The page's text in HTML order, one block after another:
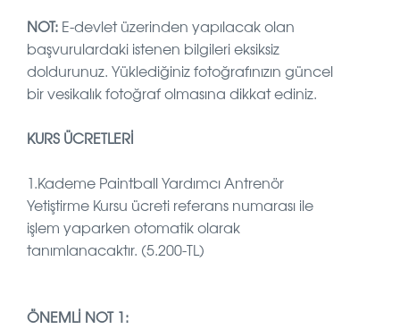
NOT: E-devlet üzerinden yapılacak olan
başvurulardaki istenen bilgileri eksiksiz
doldurunuz. Yüklediğiniz fotoğrafınızın güncel
bir vesikalık fotoğraf olmasına dikkat ediniz.
KURS ÜCRETLERİ
1.Kademe Paintball Yardımcı Antrenör
Yetiştirme Kursu ücreti referans numarası ile
işlem yaparken otomatik olarak
tanımlanacaktır. (5.200-TL)
ÖNEMLİ NOT 1: